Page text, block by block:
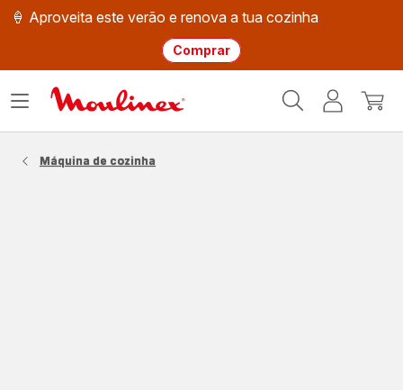
🍦 Aproveita este verão e renova a tua cozinha
Comprar
Moulinex
O
Abrir
Máquina de cozinha